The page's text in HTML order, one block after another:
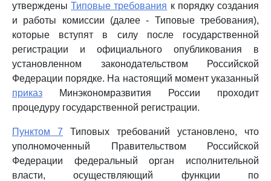
утвержденыТиповые требования к порядку создания
и работы комиссии (далее - Типовые требования),
которые вступят в силу после государственной
регистрации и официального опубликования в
установленном законодательством Российской
Федерации порядке. На настоящий момент указанный
приказ Минэкономразвития России проходит
процедуру государственной регистрации.
Пунктом 7 Типовых требований установлено, что
уполномоченный Правительством Российской
Федерации федеральный орган исполнительной
власти, осуществляющий функции по